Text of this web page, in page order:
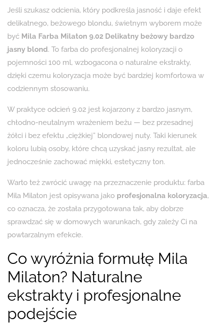
Jeśli szukasz odcienia, który podkreśla jasność i daje efekt
delikatnego, beżowego blondu, świetnym wyborem może
być Mila Farba Milaton 9.02 Delikatny beżowy bardzo
jasny blond. To farba do profesjonalnej koloryzacji o
pojemności 100 ml, wzbogacona o naturalne ekstrakty,
dzięki czemu koloryzacja może być bardziej komfortowa w
codziennym stosowaniu.
W praktyce odcień 9.02 jest kojarzony z bardzo jasnym,
chłodno-neutalnym wrażeniem beżu — bez przesadnej
żółci i bez efektu „ciężkiej” blondowej nuty. Taki kierunek
koloru lubią osoby, które chcą uzyskać jasny rezultat, ale
jednocześnie zachować miękki, estetyczny ton.
Warto też zwrócić uwagę na przeznaczenie produktu: farba
Mila Milaton jest opisywana jako profesjonalna koloryzacja,
co oznacza, że została przygotowana tak, aby dobrze
sprawdzać się w domowych warunkach, gdy zależy Ci na
powtarzalnym efekcie.
Co wyróżnia formułę Mila
Milaton? Naturalne
ekstrakty i profesjonalne
podejście